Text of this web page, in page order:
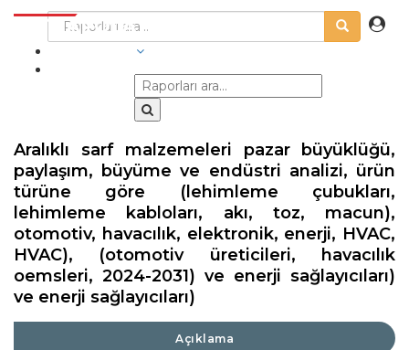
Aralıklı sarf malzemeleri pazar büyüklüğü,
paylaşım, büyüme ve endüstri analizi, ürün
türüne göre (lehimleme çubukları,
lehimleme kabloları, akı, toz, macun),
otomotiv, havacılık, elektronik, enerji, HVAC,
HVAC), (otomotiv üreticileri, havacılık
oemsleri, 2024-2031) ve enerji sağlayıcıları)
ve enerji sağlayıcıları)
Açıklama